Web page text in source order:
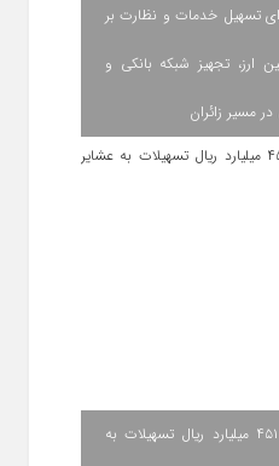
برای تسهیل خدمات و نظارت بر
ایام اربعین ۱۴۰۵ | تأمین ارز، تجهیز شبکه بانکی و
مسیر زائران
اختصاص بیش از یک هزار و ۴۵۱ میلیارد ریال تسهیلات به